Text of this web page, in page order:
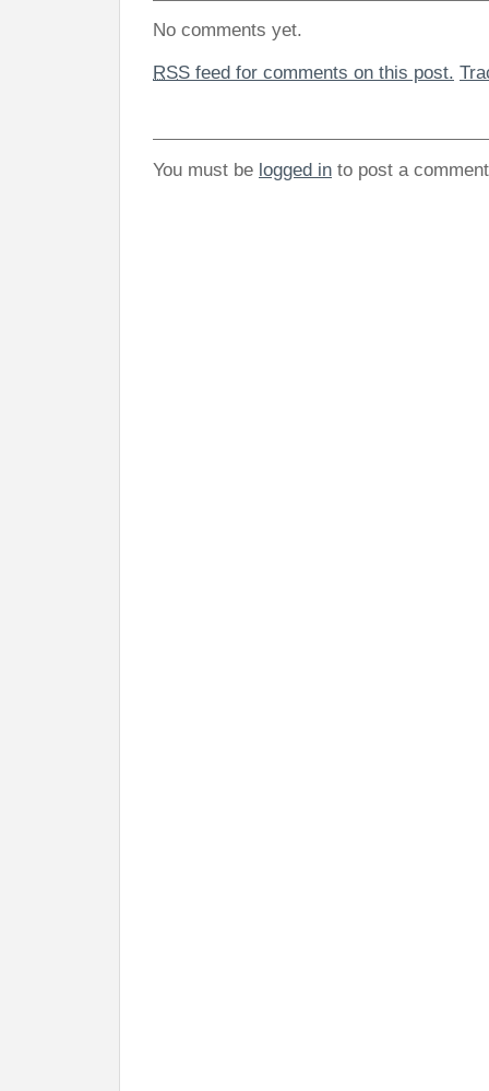
No comments yet.
RSS feed for comments on this post.
You must be logged in to post a